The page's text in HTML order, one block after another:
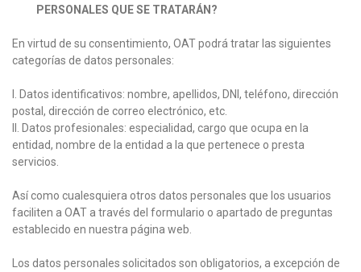
PERSONALES QUE SE TRATARÁN?
En virtud de su consentimiento, OAT podrá tratar las siguientes
categorías de datos personales:
I. Datos identificativos: nombre, apellidos, DNI, teléfono, dirección
postal, dirección de correo electrónico, etc.
II. Datos profesionales: especialidad, cargo que ocupa en la
entidad, nombre de la entidad a la que pertenece o presta
servicios.
Así como cualesquiera otros datos personales que los usuarios
faciliten a OAT a través del formulario o apartado de preguntas
establecido en nuestra página web.
Los datos personales solicitados son obligatorios, a excepción de